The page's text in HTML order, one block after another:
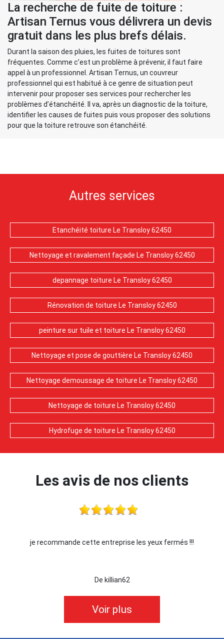
La recherche de fuite de toiture :
Artisan Ternus vous délivrera un devis
gratuit dans les plus brefs délais.
Durant la saison des pluies, les fuites de toitures sont
fréquentes. Comme c’est un problème à prévenir, il faut faire
appel à un professionnel. Artisan Ternus, un couvreur
professionnel qui est habitué à ce genre de situation peut
intervenir pour proposer ses services pour rechercher les
problèmes d’étanchéité. Il va, après un diagnostic de la toiture,
identifier les causes de fuites puis vous proposer des solutions
pour que la toiture retrouve son étanchéité.
Autres services
Etanchéité toiture Le Transloy 62450
Nettoyage et ravalement façade Le Transloy 62450
depannage toiture Le Transloy 62450
Rénovation de toiture Le Transloy 62450
peinture sur tuile et toiture Le Transloy 62450
Nettoyage et pose de gouttière Le Transloy 62450
Nettoyage demoussage de toiture Le Transloy 62450
Nettoyage de toiture Le Transloy 62450
Hydrofuge de toiture Le Transloy 62450
Les avis de nos clients
je recommande cette entreprise les yeux fermés !!!
De killian62
Voir plus